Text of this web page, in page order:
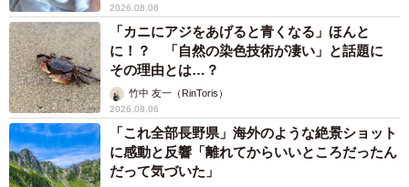
2026.08.06
「カニにアジをあげると青くなる」ほんと
に！？ 「自然の染色技術が凄い」と話題に
その理由とは…？
竹中 友一（RinToris）
2026.08.06
「これ全部長野県」海外のような絶景ショット
に感動と反響「離れてからいいところだったん
だって気づいた」